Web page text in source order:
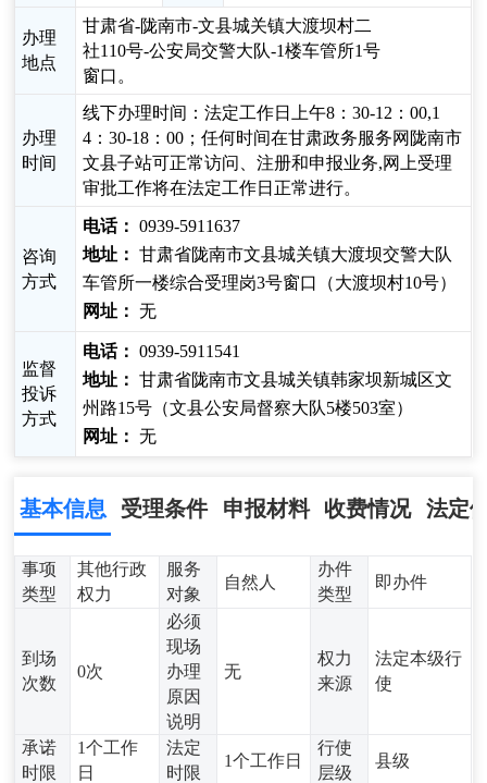
办理
地点
甘肃省-陇南市-文县城关镇大渡坝村二
社110号-公安局交警大队-1楼车管所1号
窗口。
办理
时间
线下办理时间：法定工作日上午8：30-12：00,1
4：30-18：00；任何时间在甘肃政务服务网陇南市
文县子站可正常访问、注册和申报业务,网上受理
审批工作将在法定工作日正常进行。
咨询
方式
电话： 0939-5911637
地址： 甘肃省陇南市文县城关镇大渡坝交警大队
车管所一楼综合受理岗3号窗口（大渡坝村10号）
网址： 无
监督
投诉
方式
电话： 0939-5911541
地址： 甘肃省陇南市文县城关镇韩家坝新城区文
州路15号（文县公安局督察大队5楼503室）
网址： 无
基本信息 受理条件 申报材料 收费情况 法定
事项
类型
其他行政
权力
服务
对象
自然人
办件
类型
即办件
到场
次数
0次
必须
现场
办理
原因
说明
无
权力
来源
法定本级行
使
承诺
时限
1个工作
日
法定
时限
1个工作日
行使
层级
县级